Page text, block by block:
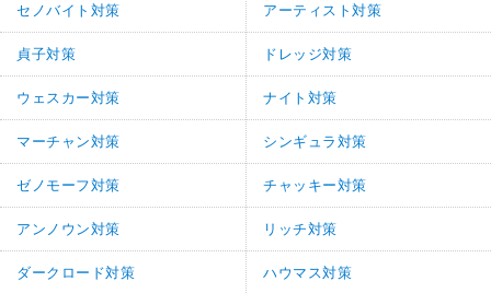
セノバイト対策 アーティスト対策
貞子対策 ドレッジ対策
ウェスカー対策 ナイト対策
マーチャン対策 シンギュラ対策
ゼノモーフ対策 チャッキー対策
アンノウン対策 リッチ対策
ダークロード対策 ハウマス対策